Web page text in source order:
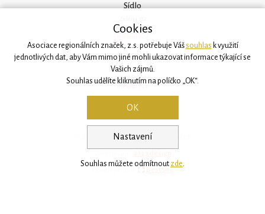
Sídlo
251 62 Mukařov
Kancelář
Svatovítská 906/6
160 00 Praha 6
© 2026, Asociace regionálních značek
BestSite
Cookies
Asociace regionálních značek, z.s. potřebuje Vášsouhlas k využití
jednotlivých dat, aby Vám mimo jiné mohli ukazovat informace týkající se
Vašich zájmů.
Souhlas udělíte kliknutím na políčko „OK“.
Nastavení
OK
Souhlas můžete odmítnout zde.